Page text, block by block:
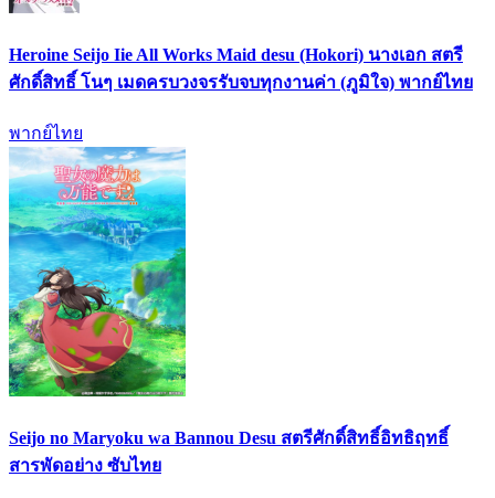
Heroine Seijo Iie All Works Maid desu (Hokori) นางเอก สตรี
ศักดิ์สิทธิ์ โนๆ เมดครบวงจรรับจบทุกงานค่า (ภูมิใจ) พากย์ไทย
พากย์ไทย
Seijo no Maryoku wa Bannou Desu สตรีศักดิ์สิทธิ์อิทธิฤทธิ์
สารพัดอย่าง ซับไทย